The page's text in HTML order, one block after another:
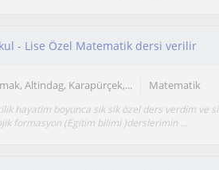
- Lise Özel Matematik dersi verilir
Altindag, Karapürçek,... Matematik
hayatim boyunca sik sik özel ders verdim ve
formasyon (Egitim bilimi )derslerimin ...